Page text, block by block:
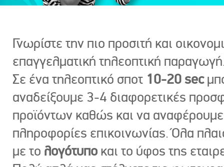
Γνωρίστε την πιο προσιτή και
επαγγελματική τηλεοπτική
Σε ένα τηλεοπτικό σποτ 10-20 sec
αναδείξουμε 3-4 διαφορετικές
προϊόντων καθώς και να
πληροφορίες επικοινωνίας. Όλα
με το λογότυπο και το ύφος της